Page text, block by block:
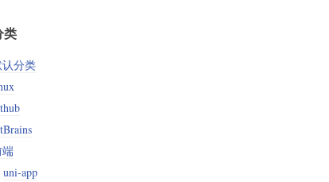
类
分类
uni-app